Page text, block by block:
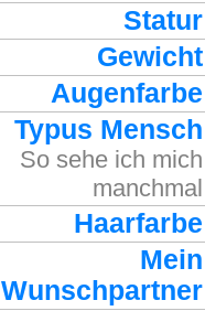
Statur
Gewicht
Augenfarbe
Typus Mensch
So sehe ich mich
manchmal
Haarfarbe
Mein
Wunschpartner